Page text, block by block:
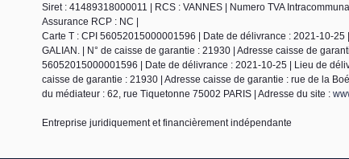
Siret : 41489318000011 | RCS : VANNES | Numero TVA
Assurance RCP : NC |
Carte T : CPI 56052015000001596 | Date de délivrance : 2021-10-
GALIAN. | N° de caisse de garantie : 21930 | Adresse caisse de
56052015000001596 | Date de délivrance : 2021-10-25 | Lieu de
caisse de garantie : 21930 | Adresse caisse de garantie : rue de la
du médiateur : 62, rue Tiquetonne 75002 PARIS | Adresse du site :
Entreprise juridiquement et financièrement indépendante